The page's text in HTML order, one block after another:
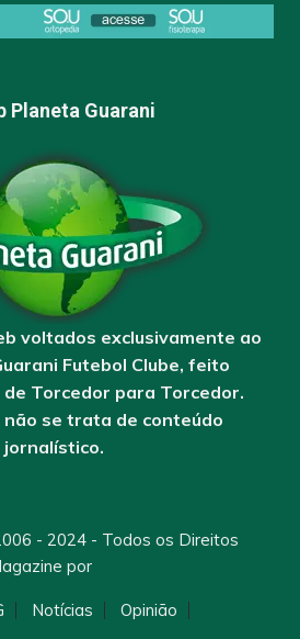
Planeta Guarani
voltados exclusivamente ao
Futebol Clube, feito
Torcedor para Torcedor.
se trata de conteúdo
jornalístico.
- 2024 - Todos os Direitos
por
Notícias
Opinião